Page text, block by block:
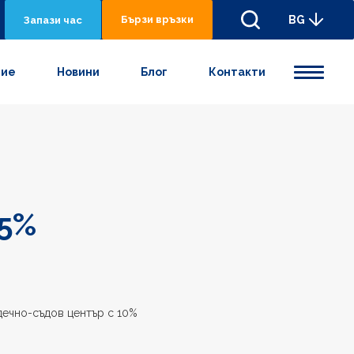
Запази час Бързи връзки BG
Новини Блог Контакти
съдов център с 10%